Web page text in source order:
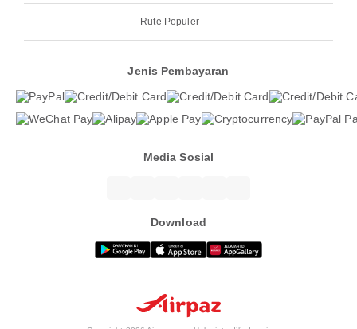
Rute Populer
Jenis Pembayaran
Media Sosial
Download